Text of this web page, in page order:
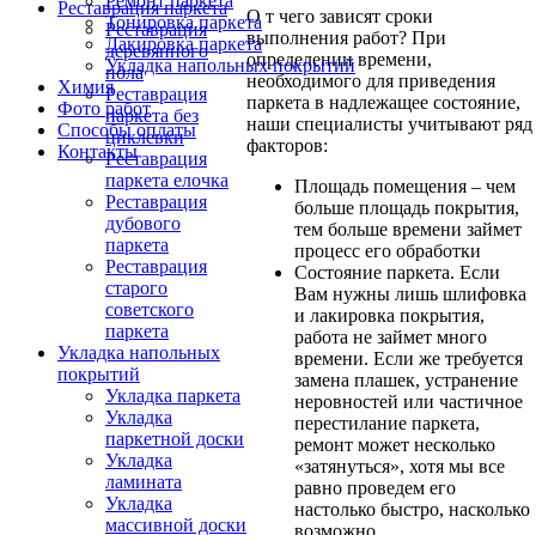
Тонировка паркета
Лакировка паркета
Укладка напольных покрытий
Химия
Фото работ
Способы оплаты
Контакты
Реставрация паркета
Реставрация
деревянного
пола
Реставрация
паркета без
циклевки
Реставрация
паркета елочка
Реставрация
дубового
паркета
Реставрация
старого
советского
паркета
Укладка напольных
покрытий
Укладка паркета
Укладка
паркетной доски
Укладка
ламината
Укладка
массивной доски
О т чего зависят сроки
выполнения работ? При
определении времени,
необходимого для приведения
паркета в надлежащее состояние,
наши специалисты учитывают ряд
факторов:
Площадь помещения – чем
больше площадь покрытия,
тем больше времени займет
процесс его обработки
Состояние паркета. Если
Вам нужны лишь шлифовка
и лакировка покрытия,
работа не займет много
времени. Если же требуется
замена плашек, устранение
неровностей или частичное
перестилание паркета,
ремонт может несколько
«затянуться», хотя мы все
равно проведем его
настолько быстро, насколько
возможно